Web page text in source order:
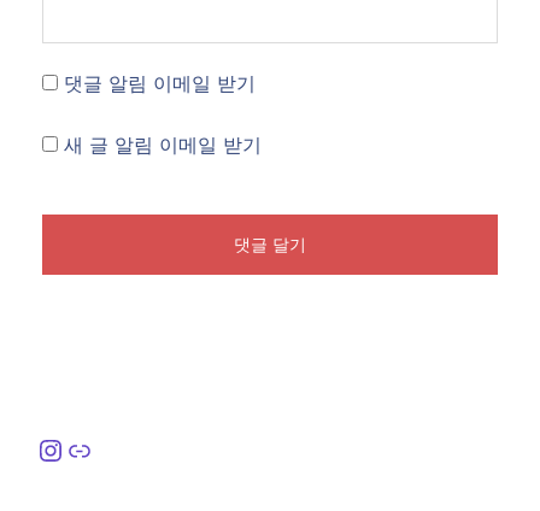
댓글 알림 이메일 받기
새 글 알림 이메일 받기
Instagram
링크